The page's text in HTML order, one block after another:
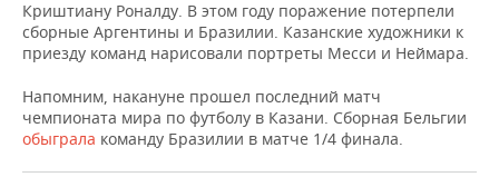
ЭНЕРГЕТИКА
УСЛУГИ
МЕДИА
ТЕЛЕКОММУНИКАЦИИ
ВЫЕЗДНАЯ РЕДАКЦИЯ
БИЗНЕС-БРАНЧИ
ONLINE-КОНФЕРЕНЦИИ
НОВОСТИ СПОРТА
ФУТБОЛ
ХОККЕЙ
ОБЩЕСТВО
НОВОСТИ ОБЩЕСТВА
ВЛАСТЬ
ФОТОГАЛЕРЕЯ
СЮЖЕТЫ
Криштиану Роналду. В этом году поражение потерпели
сборные Аргентины и Бразилии. Казанские художники к
приезду команд нарисовали портреты Месси и Неймара.
Напомним, накануне прошел последний матч
чемпионата мира по футболу в Казани. Сборная Бельгии
обыграла команду Бразилии в матче 1/4 финала.